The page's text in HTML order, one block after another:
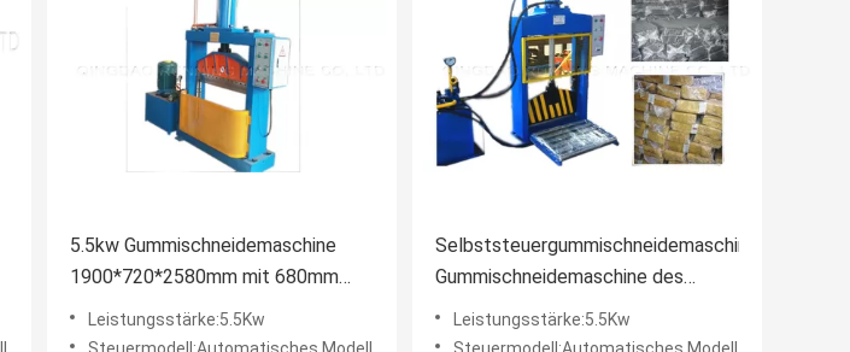
5.5kw Gummischneidemaschine
1900*720*2580mm mit 680mm
Messer-Anschlag
Leistungsstärke:5.5Kw
Selbststeuergummischneidemaschine,
Gummischneidemaschine des
ballen-5.5KW
Leistungsstärke:5.5Kw